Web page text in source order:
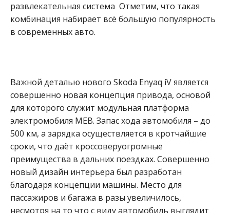
развлекательная система Отметим, что такая
комбинация набирает всё большую популярность
в современных авто.
Важной деталью нового Skoda Enyaq iV является
совершенно новая концепция привода, основой
для которого служит модульная платформа
электромобиля MEB. Запас хода автомобиля – до
500 км, а зарядка осуществляется в кротчайшие
сроки, что даёт кроссоверуогромные
преимущества в дальних поездках. Совершенно
новый дизайн интерьера был разработан
благодаря концепции машины. Место для
пассажиров и багажа в разы увеличилось,
несмотря на то что с виду автомобиль выглядит